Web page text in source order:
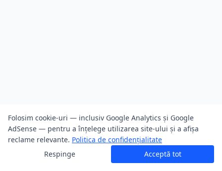
Folosim cookie-uri — inclusiv Google Analytics și Google
AdSense — pentru a înțelege utilizarea site-ului și a afișa
reclame relevante. Politica de confidențialitate
Respinge
Acceptă tot